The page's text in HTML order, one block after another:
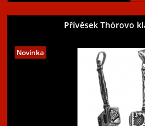
Přívěsek Thórovo